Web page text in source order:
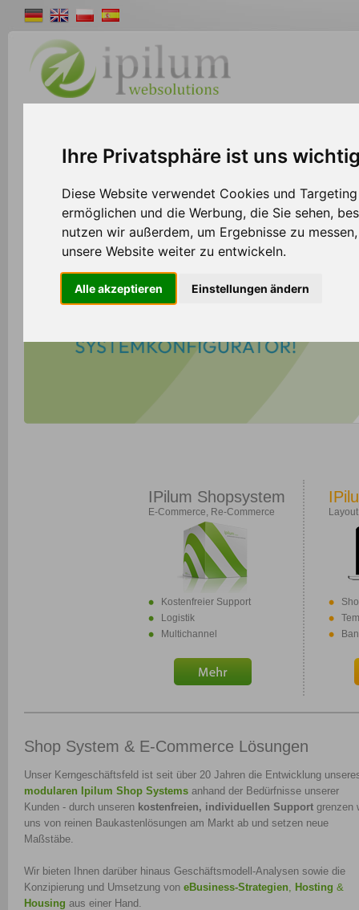
Ihre Privatsphäre ist uns
Diese Website verwendet Cookies und
ermöglichen und die Werbung, die Sie sehen,
nutzen wir außerdem, um Ergebnisse zu
unsere Website weiter zu entwickeln.
Alle akzeptieren Einstellungen ändern
IPilum Shopsystem
E-Commerce, Re-Commerce
Kostenfreier Support
Logistik
Multichannel
Shop System & E-Commerce Lösungen
Unser Kerngeschäftsfeld ist seit über 20 Jahren die Entwicklung
modularen Ipilum Shop Systems anhand der Bedürfnisse unserer
Kunden - durch unseren kostenfreien, individuellen Support grenzen
uns von reinen Baukastenlösungen am Markt ab und setzen neue
Maßstäbe.
Wir bieten Ihnen darüber hinaus Geschäftsmodell-Analysen sowie die
Konzipierung und Umsetzung von eBusiness-Strategien, Hosting &
Housing aus einer Hand.